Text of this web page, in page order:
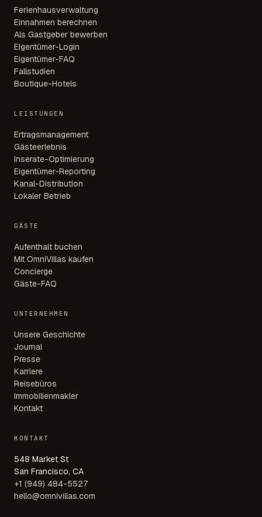
Ferienhausverwaltung
Einnahmen berechnen
Als Gastgeber bewerben
Eigentümer-Login
Eigentümer-FAQ
Fallstudien
Boutique-Hotels
LEISTUNGEN
Ertragsmanagement
Gästeerlebnis
Inserate-Optimierung
Eigentümer-Reporting
Kanal-Distribution
Lokaler Betrieb
GÄSTE
Aufenthalt buchen
Mit OmniVillas kaufen
Concierge
Gäste-FAQ
UNTERNEHMEN
Unsere Geschichte
Journal
Presse
Karriere
Reisebüros
Immobilienmakler
Kontakt
KONTAKT
548 Market St
San Francisco, CA
+1 (949) 484-5527
hello@omnivillas.com